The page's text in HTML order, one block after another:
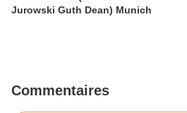
Jurowski Guth Dean) Munich
Commentaires